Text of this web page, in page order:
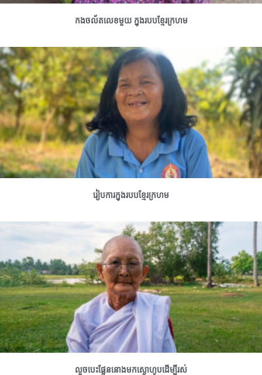
កងចល័តលេខមួយ ក្នុងរបបខ្មែរក្រហម
រៀបការក្នុងរបបខ្មែរក្រហម
លួចបេះផ្លែននោងមកស្ងោហូបដើម្បីរស់